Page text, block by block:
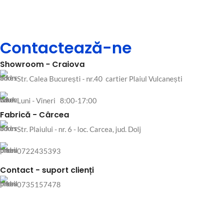
Contactează-ne
Showroom - Craiova
Str. Calea București - nr.40 cartier Plaiul Vulcanești
Luni - Vineri 8:00-17:00
Fabrică - Cârcea
Str. Plaiului - nr. 6 - loc. Carcea, jud. Dolj
0722435393
Contact - suport clienți
0735157478